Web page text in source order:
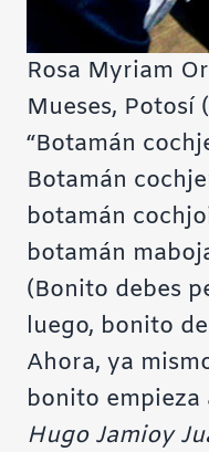
Rosa Myriam
Mueses, Potosí
“Botamán
Botamán
botamán
botamán
(Bonito debes
luego, bonito
Ahora, ya
bonito empieza
Hugo Jamioy